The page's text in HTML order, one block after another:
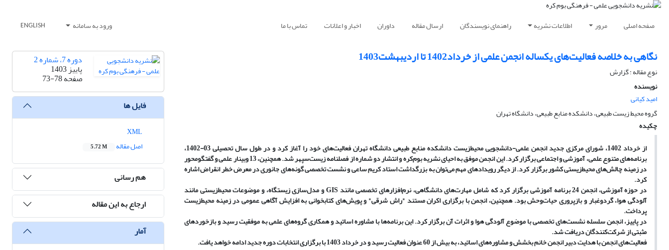
صفحه اصلی مرور اطلاعات نشریه راهنمای نویسندگان ارسال مقاله داوران اخبار و اعلانات تماس با ما ورود به سامانه ENGLISH
نگاهی به خلاصه فعالیت‌های یکساله انجمن علمی از خرداد1402 تا اردیبهشت1403
نوع مقاله : گزارش
نویسنده
امید کیانی
گروه محیط زیست طبیعی، دانشکده منابع طبیعی، دانشگاه تهران
چکیده
از خرداد 1402، شورای مرکزی جدید انجمن علمی-دانشجویی محیط‌زیست دانشکده منابع طبیعی دانشگاه تهران فعالیت‌های خود را آغاز کرد و در طول سال تحصیلی 03-1402،
برنامه‌های متنوع علمی، آموزشی و اجتماعی برگزار کرد. این انجمن موفق به احیای نشریه بوم‌کره و انتشار دو شماره از فصلنامه زیست‌سپهر شد. همچنین، 13 وبینار علمی و گفتگومحور
در زمینه چالش‌های محیط‌زیستی کشور برگزار کرد. از دیگر رویدادهای مهم می‌توان به بزرگداشت استاد کریم ساعی و نشست تخصصی گونه‌های جانوری در معرض خطر انقراض اشاره
کرد.
در حوزه آموزشی، انجمن 24 برنامه آموزشی برگزار کرد که شامل مهارت‌های دانشگاهی، نرم‌افزارهای تخصصی مانند GIS و مدل‌سازی زیستگاه، و موضوعات محیط‌زیستی مانند
آلودگی هوا، گردوغبار و بازپروری حیات‌وحش بود. همچنین، انجمن با برگزاری اکران مستند "راش شرقی" و پویش‌های کتابخوانی به افزایش آگاهی عمومی در زمینه محیط‌زیست
پرداخت.
در پاییز، انجمن سلسله نشست‌های تخصصی با موضوع آلودگی هوا و اثرات آن برگزار کرد. این برنامه‌ها با مشاوره اساتید و همکاری گروه‌های علمی به موفقیت رسید و بازخوردهای
مثبتی از شرکت‌کنندگان دریافت شد.
فعالیت‌های انجمن با هدایت دبیر انجمن خانم بخشش و مشاوره‌های اساتید، به بیش از 60 عنوان فعالیت رسید و در خرداد 1403 با برگزاری انتخابات دوره جدید ادامه خواهد یافت.
دوره 7، شماره 2
پاییز 1403
صفحه73-78
فایل ها
اصل مقاله
5.72 M
هم رسانی
ارجاع به این مقاله
آمار